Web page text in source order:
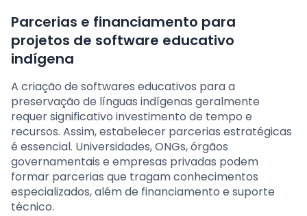
Parcerias e financiamento para
projetos de software educativo
indígena
A criação de softwares educativos para a
preservação de línguas indígenas geralmente
requer significativo investimento de tempo e
recursos. Assim, estabelecer parcerias estratégicas
é essencial. Universidades, ONGs, órgãos
governamentais e empresas privadas podem
formar parcerias que tragam conhecimentos
especializados, além de financiamento e suporte
técnico.